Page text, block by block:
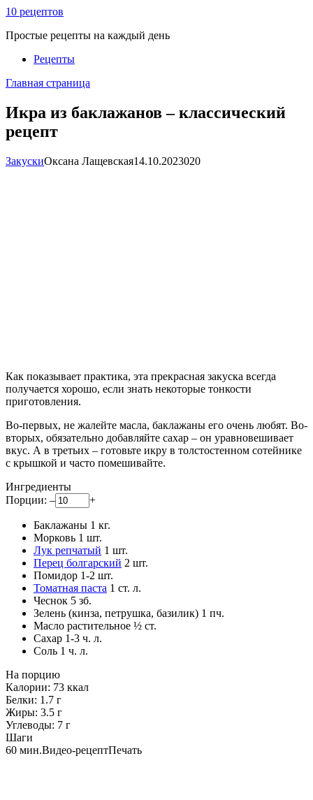
Перейти
контенту
10 рецептов
Простые рецепты на каждый день
Рецепты
Главная страница
Икра из баклажанов – классический
рецепт
ЗакускиОксана Лащевская14.10.2023020
Как показывает практика, эта прекрасная закуска всегда
получается хорошо, если знать некоторые тонкости
приготовления.
Во-первых, не жалейте масла, баклажаны его очень любят. Во-
вторых, обязательно добавляйте сахар – он уравновешивает
вкус. А в третьих – готовьте икру в толстостенном сотейнике
с крышкой и часто помешивайте.
Ингредиенты
Порции: – +
Баклажаны 1 кг.
Морковь 1 шт.
Лук репчатый 1 шт.
Перец болгарский 2 шт.
Помидор 1-2 шт.
Томатная паста 1 ст. л.
Чеснок 5 зб.
Зелень (кинза, петрушка, базилик) 1 пч.
Масло растительное ½ ст.
Сахар 1-3 ч. л.
Соль 1 ч. л.
На порцию
Калории: 73 ккал
Белки: 1.7 г
Жиры: 3.5 г
Углеводы: 7 г
Шаги
60 мин.Видео-рецептПечать